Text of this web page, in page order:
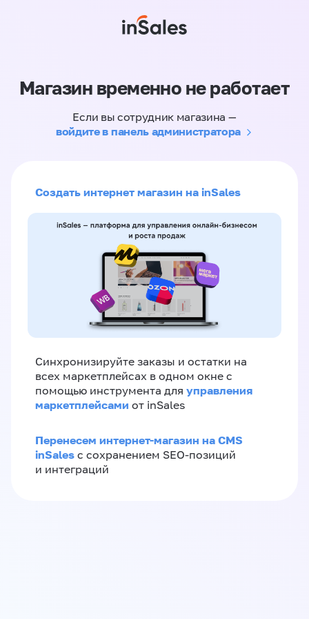
Магазин временно не работает
Если вы сотрудник магазина —
войдите в панель администратора
Создать интернет магазин на inSales
Синхронизируйте заказы и остатки на
всех маркетплейсах в одном окне с
помощью инструмента для управления
маркетплейсами от inSales
Перенесем интернет-магазин на CMS
inSales с сохранением SEO-позиций
и интеграций